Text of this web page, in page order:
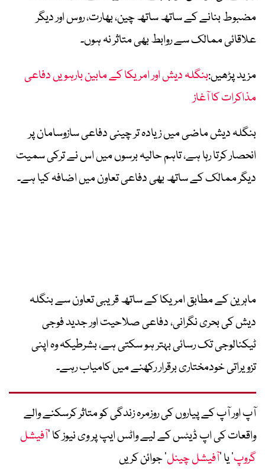
مضبوط بنانے کے ساتھ ساتھ چین، بھارت، روس اور دیگر
علاقائی ممالک سے روابط بھی متاثر نہ ہوں۔
مزید پڑھیں:بنگلہ دیش اور امریکا کے مابین بارہویں دفاعی
مذاکرات کا آغاز
بنگلہ دیش ماضی میں زیادہ تر چینی دفاعی سازوسامان پر
انحصار کرتا رہا ہے، تاہم حالیہ برسوں میں اس نے ترکی سمیت
دیگر ممالک کے ساتھ بھی دفاعی تعاون میں اضافہ کیا ہے۔
ماہرین کے مطابق امریکا کے ساتھ قریبی تعاون سے بنگلہ
دیش کی بحری نگرانی، دفاعی صلاحیت اور جدید فوجی
ٹیکنالوجی تک رسائی بہتر ہو سکتی ہے، بشرطیکہ وہ اپنی
تزویراتی خودمختاری برقرار رکھنے میں کامیاب رہے۔
آپ اور آپ کے پیاروں کی روزمرہ زندگی کو متاثر کرسکنے والے
واقعات کی اپ ڈیٹس کے لیے واٹس ایپ پر وی نیوز کا ’آفیشل
گروپ‘ یا ’آفیشل چینل‘ جوائن کریں